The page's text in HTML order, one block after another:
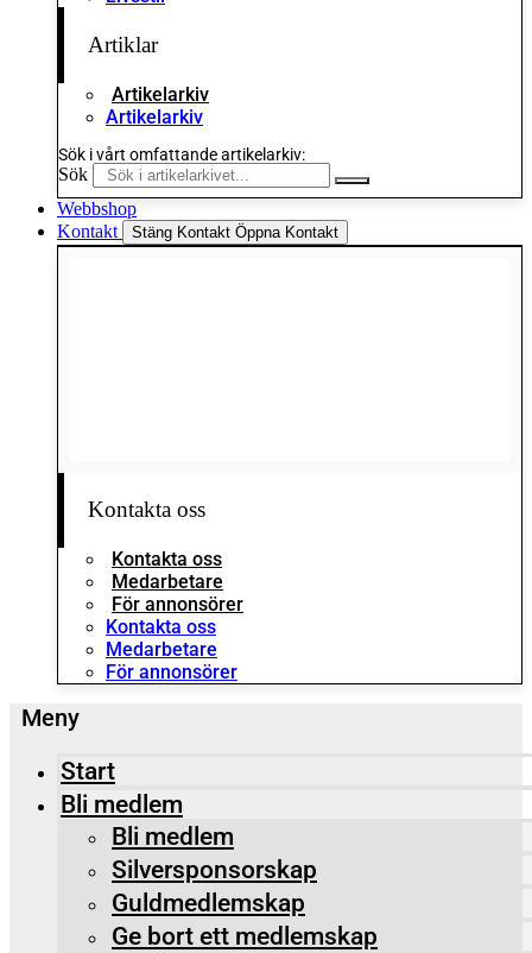
Artiklar
Artikelarkiv
Artikelarkiv
Sök i vårt omfattande artikelarkiv:
Sök
Webbshop
Kontakt
Stäng Kontakt Öppna Kontakt
Kontakta oss
Kontakta oss
Medarbetare
För annonsörer
Kontakta oss
Medarbetare
För annonsörer
Start
Bli medlem
Bli medlem
Silversponsorskap
Guldmedlemskap
Ge bort ett medlemskap